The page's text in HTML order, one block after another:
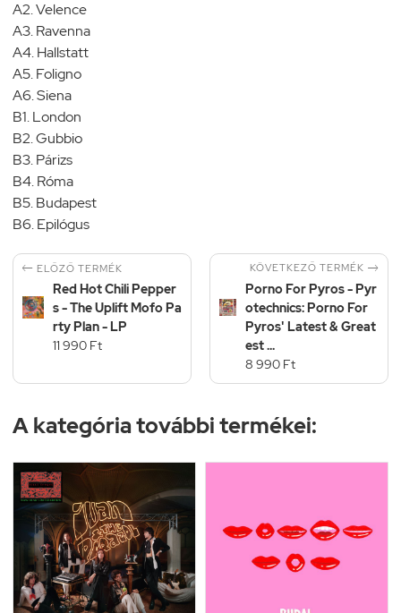
A2. Velence
A3. Ravenna
A4. Hallstatt
A5. Foligno
A6. Siena
B1. London
B2. Gubbio
B3. Párizs
B4. Róma
B5. Budapest
B6. Epilógus
 ELŐZŐ TERMÉK
Red Hot Chili Pepper
s - The Uplift Mofo Pa
rty Plan - LP
11 990 Ft
KÖVETKEZŐ TERMÉK 
Porno For Pyros - Pyr
otechnics: Porno For
Pyros' Latest & Great
est ...
8 990 Ft
A kategória további termékei: